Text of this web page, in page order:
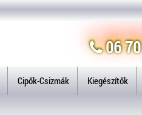
06
Cipők-Csizmák Kiegészítők